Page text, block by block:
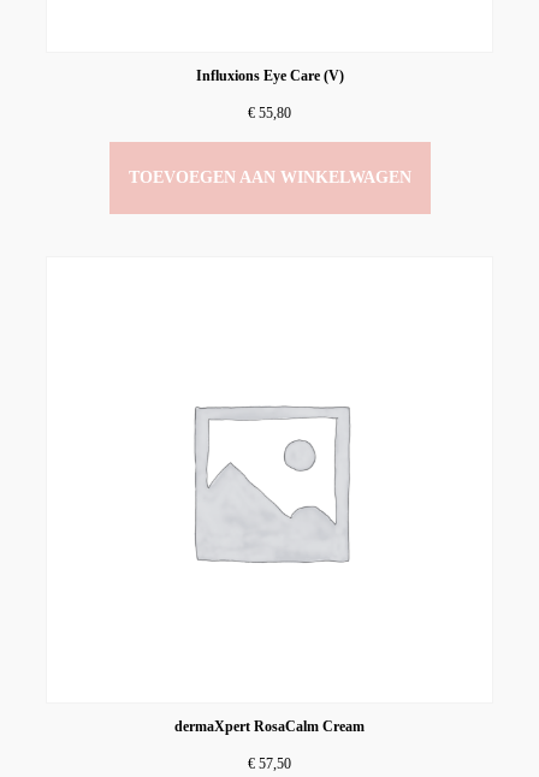
Influxions Eye Care (V)
€ 55,80
TOEVOEGEN AAN WINKELWAGEN
dermaXpert RosaCalm Cream
€ 57,50